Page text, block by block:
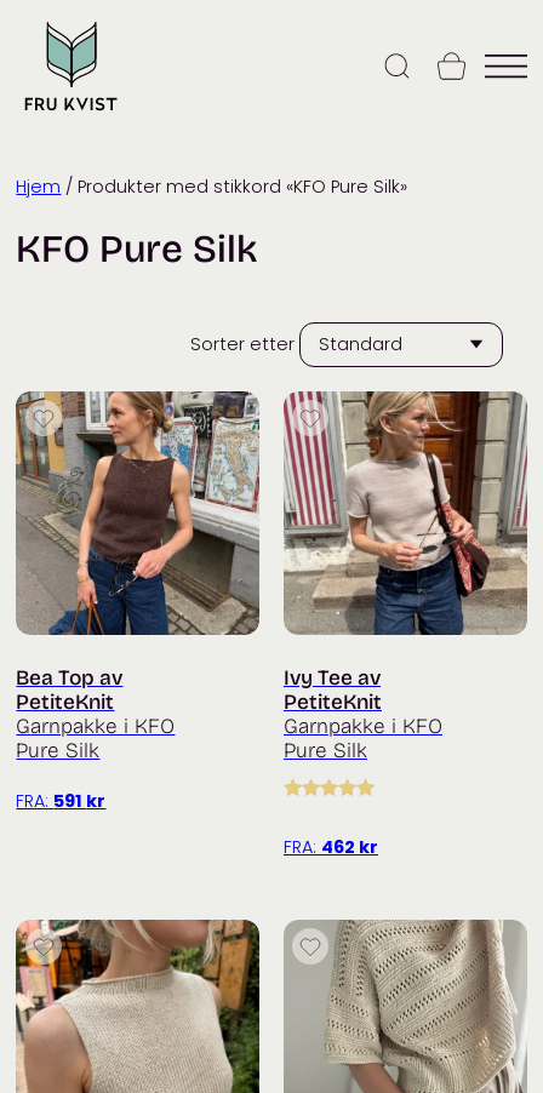
content
Hjem / Produkter med stikkord «KFO Pure Silk»
KFO Pure Silk
Sorter etter
Bea Top av
PetiteKnit
Garnpakke i KFO
Pure Silk
FRA: 591 kr
Ivy Tee av
PetiteKnit
Garnpakke i KFO
Pure Silk
av 5
FRA: 462 kr